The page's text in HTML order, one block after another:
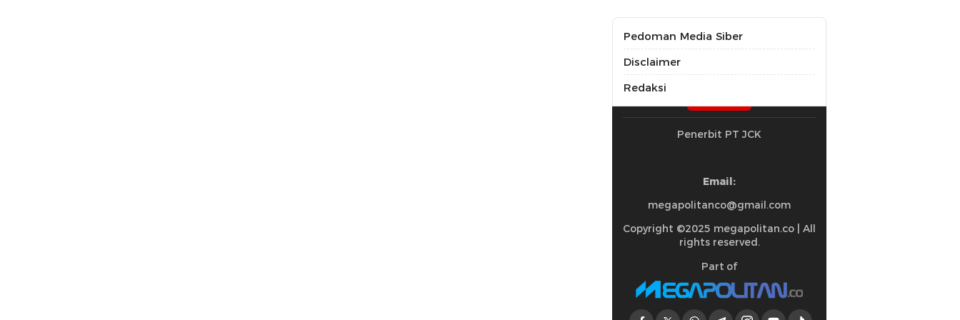
Pedoman Media Siber
Disclaimer
Redaksi
Penerbit PT JCK
Email:
megapolitanco@gmail.com
Copyright ©2025 megapolitan.co | All
rights reserved.
Part of